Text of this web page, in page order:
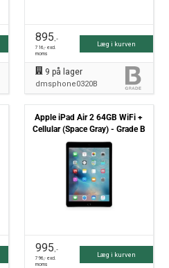
895,-
716,- excl.
moms
Læg i kurven
9 på lager
dmsphone0320B
Apple iPad Air 2 64GB WiFi +
Cellular (Space Gray) - Grade B
995,-
796,- excl.
moms
Læg i kurven